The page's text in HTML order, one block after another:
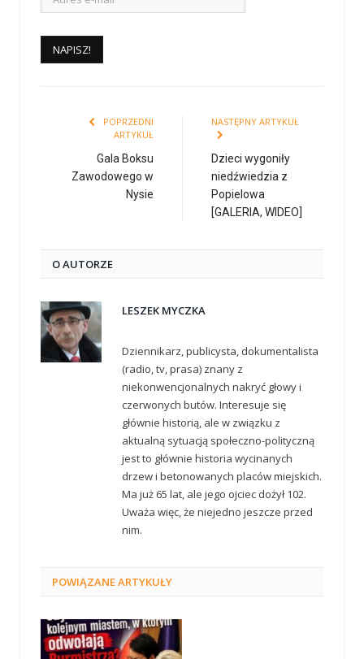
POPRZEDNI
ARTYKUŁ
Gala Boksu
Zawodowego w
Nysie
NASTĘPNY ARTYKUŁ
Dzieci wygoniły
niedźwiedzia z
Popielowa
[GALERIA, WIDEO]
O AUTORZE
LESZEK MYCZKA
Dziennikarz, publicysta, dokumentalista
(radio, tv, prasa) znany z
niekonwencjonalnych nakryć głowy i
czerwonych butów. Interesuje się
głównie historią, ale w związku z
aktualną sytuacją społeczno-polityczną
jest to głównie historia wycinanych
drzew i betonowanych placów miejskich.
Ma już 65 lat, ale jego ojciec dożył 102.
Uważa więc, że niejedno jeszcze przed
nim.
POWIĄZANEARTYKUŁY